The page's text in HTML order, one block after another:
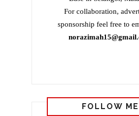
For collaboration,
sponsorship feel free to
FOLLOW ME